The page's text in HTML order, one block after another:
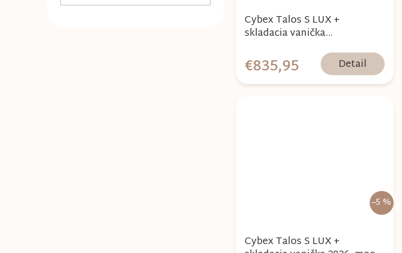
Cybex Talos S LUX +
skladacia vanička
€835,95 Detail
–5 %
Cybex Talos S LUX +